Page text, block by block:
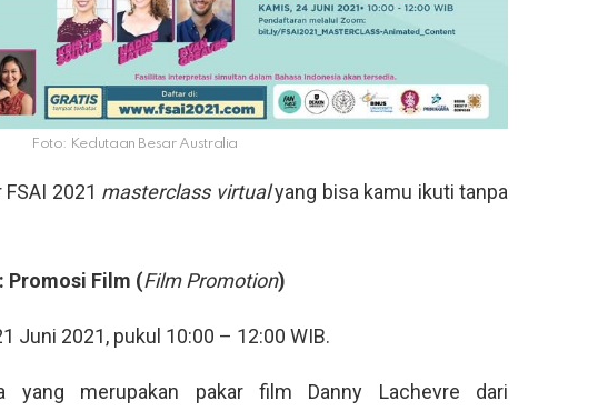
Foto: Kedutaan Besar Australia
2021 masterclass virtualyang bisa kamu ikuti tanpa
: Promosi Film (Film Promotion)
Juni 2021, pukul 10:00 – 12:00 WIB.
yang merupakan pakar film Danny Lachevre dari